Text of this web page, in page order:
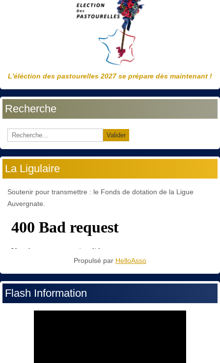
L'éléction des pastourelles 2027 se prépare dès maintenant !
Recherche
Valider
La Ligulaire
Soutenir pour transmettre : le Fonds de dotation de la Ligue
Auvergnate.
Propulsé par HelloAsso
Flash Information